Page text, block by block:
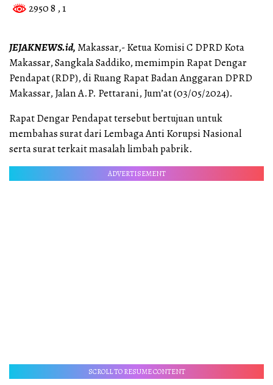
2950 8 , 1
JEJAKNEWS.id, Makassar,- Ketua Komisi C DPRD Kota
Makassar, Sangkala Saddiko, memimpin Rapat Dengar
Pendapat (RDP), di Ruang Rapat Badan Anggaran DPRD
Makassar, Jalan A.P. Pettarani, Jum’at (03/05/2024).
Rapat Dengar Pendapat tersebut bertujuan untuk
membahas surat dari Lembaga Anti Korupsi Nasional
serta surat terkait masalah limbah pabrik.
ADVERTISEMENT
SCROLL TO RESUME CONTENT